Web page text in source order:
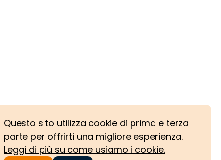
Questo sito utilizza cookie di prima e terza
parte per offrirti una migliore esperienza.
Leggi di più su come usiamo i cookie.